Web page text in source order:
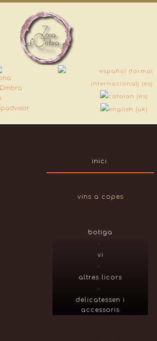
inici
vins a copes
botiga
vi
altres licors
delicatessen i
accessoris